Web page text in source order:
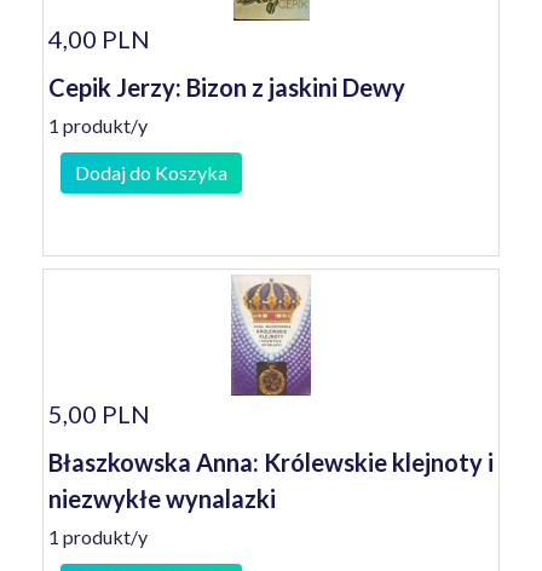
4,00 PLN
Cepik Jerzy: Bizon z jaskini Dewy
1 produkt/y
Dodaj do Koszyka
5,00 PLN
Błaszkowska Anna: Królewskie klejnoty i
niezwykłe wynalazki
1 produkt/y